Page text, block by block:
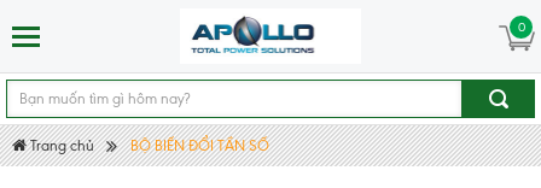
0
Trang chủ BỘ BIẾN ĐỔI TẦN SỐ